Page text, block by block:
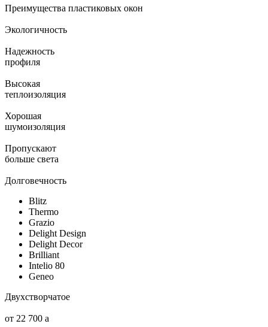
Преимущества пластиковых окон
Экологичность
Надежность
профиля
Высокая
теплоизоляция
Хорошая
шумоизоляция
Пропускают
больше света
Долговечность
Blitz
Thermo
Grazio
Delight Design
Delight Decor
Brilliant
Intelio 80
Geneo
Двухстворчатое
от 22 700 a